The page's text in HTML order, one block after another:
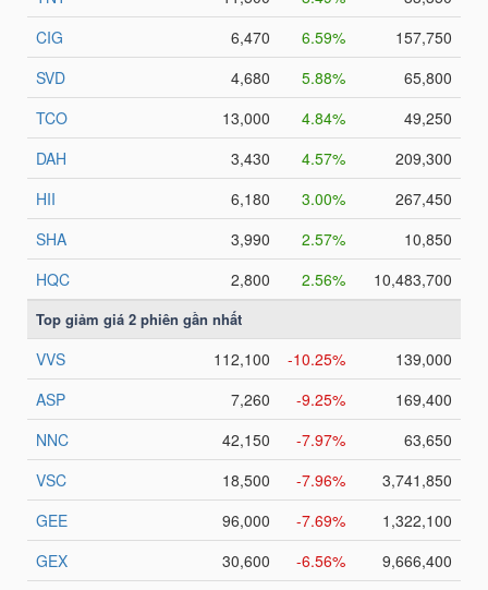
HÓA
KINH
TẾ
THẾ
GIỚI
DƯƠNG
TÀI
CÁ